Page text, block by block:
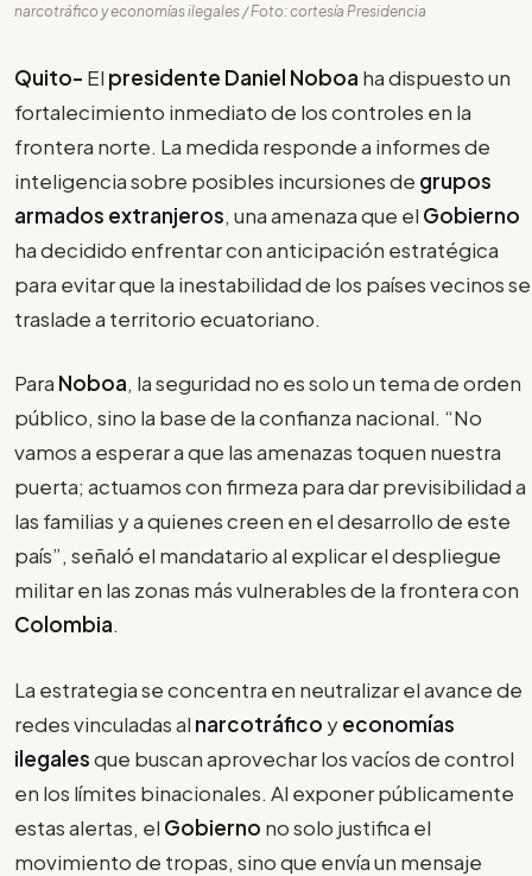
narcotráfico y economías ilegales / Foto: cortesía Presidencia
Quito- El presidente Daniel Noboa ha dispuesto un
fortalecimiento inmediato de los controles en la
frontera norte. La medida responde a informes de
inteligencia sobre posibles incursiones de grupos
armados extranjeros, una amenaza que el Gobierno
ha decidido enfrentar con anticipación estratégica
para evitar que la inestabilidad de los países vecinos se
traslade a territorio ecuatoriano.
Para Noboa, la seguridad no es solo un tema de orden
público, sino la base de la confianza nacional. “No
vamos a esperar a que las amenazas toquen nuestra
puerta; actuamos con firmeza para dar previsibilidad a
las familias y a quienes creen en el desarrollo de este
país”, señaló el mandatario al explicar el despliegue
militar en las zonas más vulnerables de la frontera con
Colombia.
La estrategia se concentra en neutralizar el avance de
redes vinculadas al narcotráfico yeconomías
ilegalesque buscan aprovechar los vacíos de control
en los límites binacionales. Al exponer públicamente
estas alertas, el Gobierno no solo justifica el
movimiento de tropas, sino que envía un mensaje